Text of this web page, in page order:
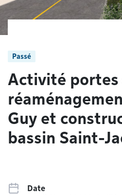
Passé
Activité portes
Guy et
bassin Saint-
Date